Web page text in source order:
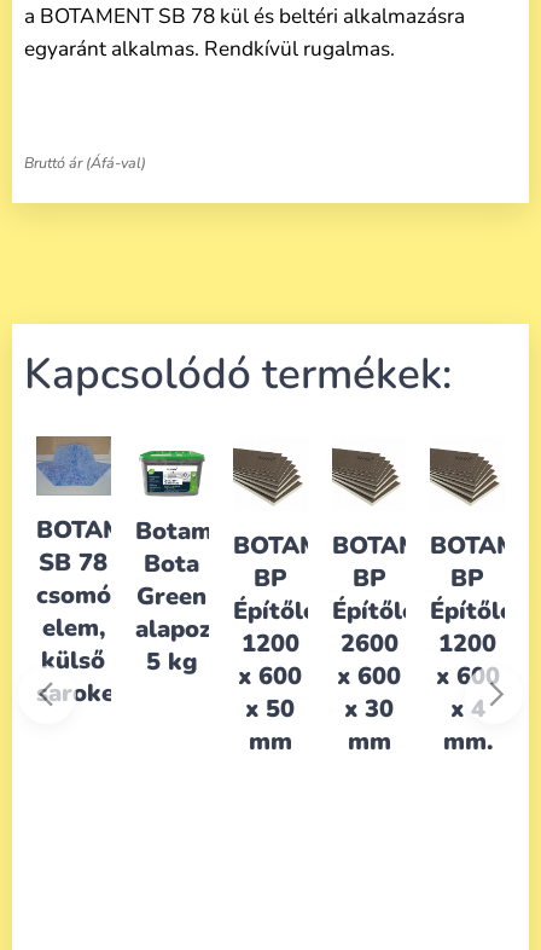
a BOTAMENT SB 78 kül és beltéri alkalmazásra
egyaránt alkalmas. Rendkívül rugalmas.
Bruttó ár (Áfá-val)
Kapcsolódó termékek:
BOTAMENT
SB 78
csomóponti
elem,
külső
sarokelem
Botament
Bota
Green
alapozó
5 kg
BOTAMENT
BP
Építőlemez
1200
x 600
x 50
mm
BOTAMENT
BP
Építőlemez
2600
x 600
x 30
mm
BP
1200
x 600
x 4
mm.